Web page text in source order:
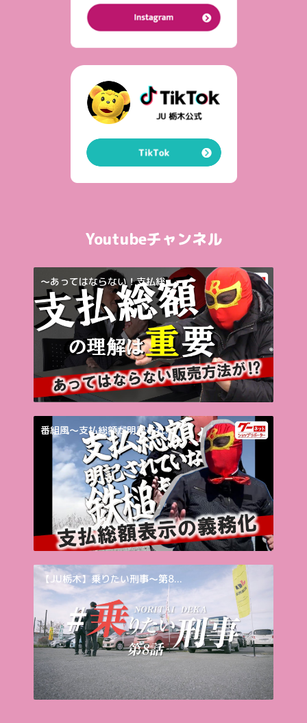
Youtubeチャンネル
～あってはならない！支払総...
番組風～支払総額が明記され...
【JU栃木】乗りたい刑事～第8...